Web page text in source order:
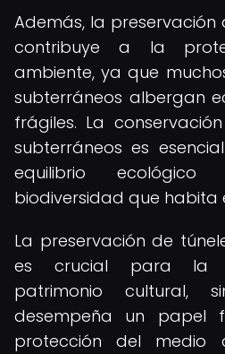
Además, la preservación
contribuye a la
ambiente, ya que
subterráneos albergan
frágiles. La
subterráneos es
equilibrio
biodiversidad que habita
La preservación de
es crucial para la
patrimonio cultural,
desempeña un papel
protección del medio